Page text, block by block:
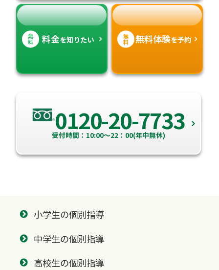
無
料 料金を知りたい 無
料 無料体験を予約
0120-20-7733
受付時間：10:00～22：00(年中無休)
小学生の個別指導
中学生の個別指導
高校生の個別指導